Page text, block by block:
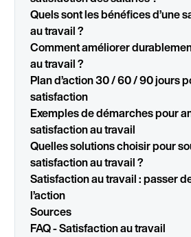
Quels sont les bénéfices d’une
au travail ?
Comment améliorer
au travail ?
Plan d’action 30 / 60 / 90 jours
satisfaction
Exemples de démarches pour
satisfaction au travail
Quelles solutions choisir pour
satisfaction au travail ?
Satisfaction au travail : passer
l’action
Sources
FAQ - Satisfaction au travail